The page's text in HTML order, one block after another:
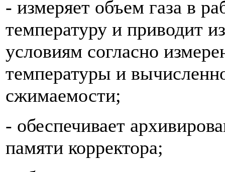
- измеряет объем газа в
температуру и приводит
условиям согласно
температуры и
сжимаемости;
- обеспечивает
памяти корректора;